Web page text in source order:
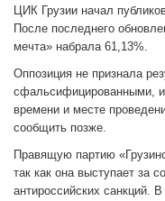
ЦИК Грузии начал
После последнего
мечта» набрала 61,13%.
Оппозиция не признала
сфальсифицированными,
времени и месте
сообщить позже.
Правящую партию
так как она выступает за
антироссийских санкций.